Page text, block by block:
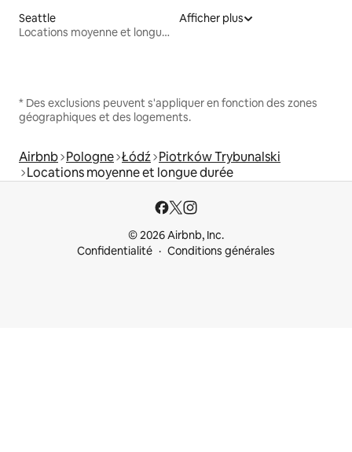
Seattle
Locations moyenne et longue durée
Afficher plus
* Des exclusions peuvent s'appliquer en fonction des zones
géographiques et des logements.
Airbnb Pologne Łódź Piotrków Trybunalski
Locations moyenne et longue durée
© 2026 Airbnb, Inc.
Confidentialité
Conditions générales